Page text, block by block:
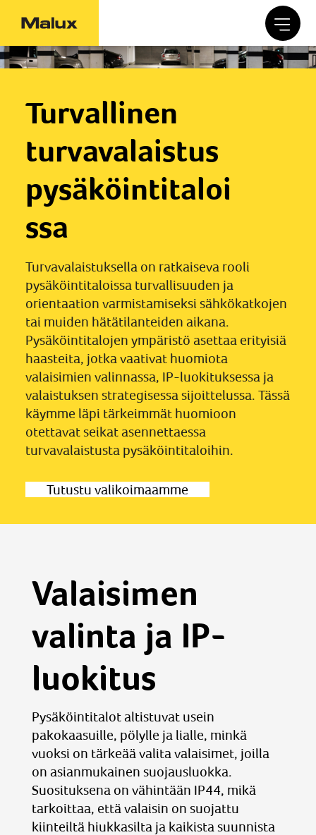
Turvallinen
turvavalaistus
pysäköintitaloi
ssa
Turvavalaistuksella on ratkaiseva rooli
pysäköintitaloissa turvallisuuden ja
orientaation varmistamiseksi sähkökatkojen
tai muiden hätätilanteiden aikana.
Pysäköintitalojen ympäristö asettaa erityisiä
haasteita, jotka vaativat huomiota
valaisimien valinnassa, IP-luokituksessa ja
valaistuksen strategisessa sijoittelussa. Tässä
käymme läpi tärkeimmät huomioon
otettavat seikat asennettaessa
turvavalaistusta pysäköintitaloihin.
Tutustu valikoimaamme
Valaisimen
valinta ja IP-
luokitus
Pysäköintitalot altistuvat usein
pakokaasuille, pölylle ja lialle, minkä
vuoksi on tärkeää valita valaisimet, joilla
on asianmukainen suojausluokka.
Suosituksena on vähintään IP44, mikä
tarkoittaa, että valaisin on suojattu
kiinteiltä hiukkasilta ja kaikista suunnista